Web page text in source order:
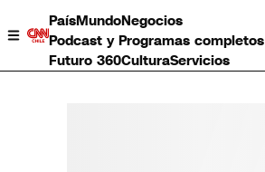
PaísMundoNegocios
Podcast y Programas completos
Futuro 360CulturaServicios